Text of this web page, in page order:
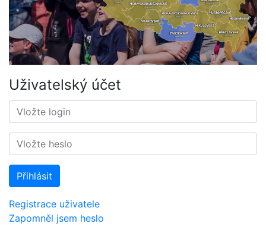
Uživatelský účet
Přihlásit
Registrace uživatele
Zapomněl jsem heslo